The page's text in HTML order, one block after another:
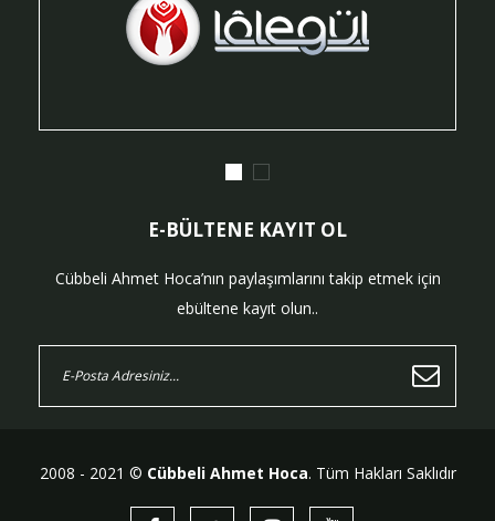
E-BÜLTENE KAYIT OL
Cübbeli Ahmet Hoca’nın paylaşımlarını takip etmek için
ebültene kayıt olun..
2008 - 2021 © Cübbeli Ahmet Hoca. Tüm Hakları Saklıdır